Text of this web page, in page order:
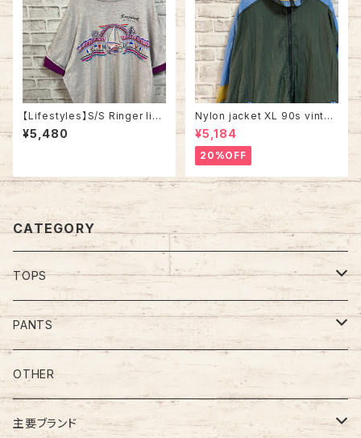
【Lifestyles】S/S Ringer like
Tee XL 90s Made in USA v
intage リンガーライク レイヤ
グルステッチ アメリカ USA レト
ロ 古着
¥5,480
Nylon jacket XL 90s vintag
e ナイロンジャケット マルチカラ
ー 切替 ウインドブレーカー レ
トロ 古着
¥5,184
20%OFF
CATEGORY
TOPS
Tee
S/L Tee
Polo Shirt
Shirt
PANTS
Jeans/Denim
Work Pants
OTHER
主要ブランド